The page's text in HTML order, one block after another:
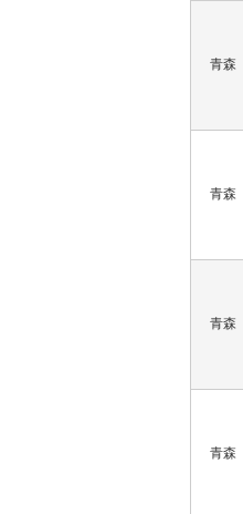
青森
青森
青森
青森